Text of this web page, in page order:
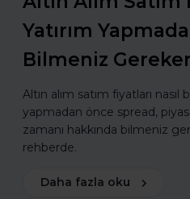
Yatırım
Bilmeniz
Altın alım satım fiyatları nasıl
yapmadan önce spread,
zamanı hakkında bilmeniz
rehberde.
Daha fazla oku